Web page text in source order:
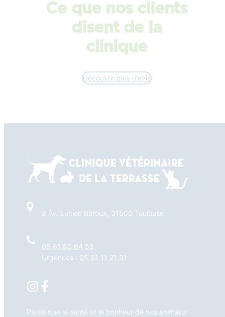
Ce que nos clients
disent de la
clinique
Découvrir plus d’avis
8 Av. Lucien Baroux, 31500 Toulouse
05 61 80 64 56
Urgences : 05 61 11 21 31
Parce que la santé et le bonheur de vos animaux